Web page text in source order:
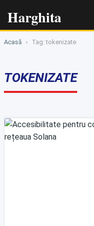
Harghita
Acasă › Tag: tokenizate
TOKENIZATE